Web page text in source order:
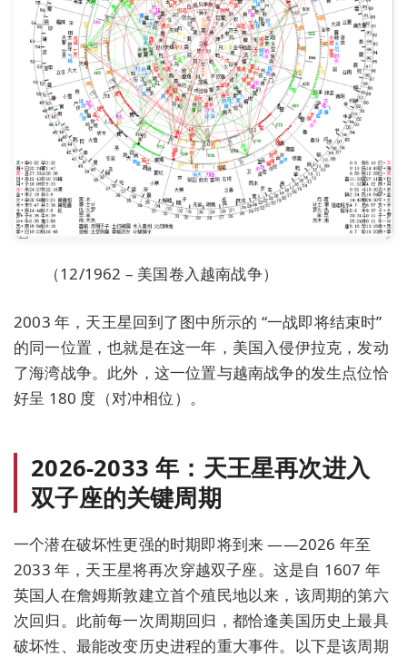
（12/1962 – 美国卷入越南战争）
2003 年，天王星回到了图中所示的 “一战即将结束时”
的同一位置，也就是在这一年，美国入侵伊拉克，发动
了海湾战争。此外，这一位置与越南战争的发生点位恰
好呈 180 度（对冲相位）。
2026-2033 年：天王星再次进入
双子座的关键周期
一个潜在破坏性更强的时期即将到来 ——2026 年至
2033 年，天王星将再次穿越双子座。这是自 1607 年
英国人在詹姆斯敦建立首个殖民地以来，该周期的第六
次回归。此前每一次周期回归，都恰逢美国历史上最具
破坏性、最能改变历史进程的重大事件。以下是该周期